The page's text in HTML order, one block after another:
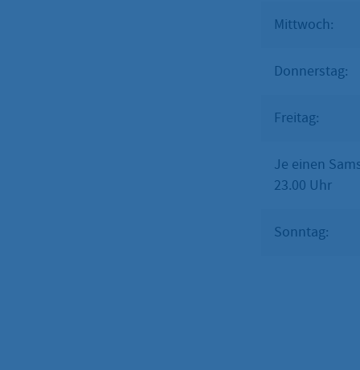
Mittwoch:
Donnerstag:
Freitag:
Je einen
23.00 Uhr
Sonntag: